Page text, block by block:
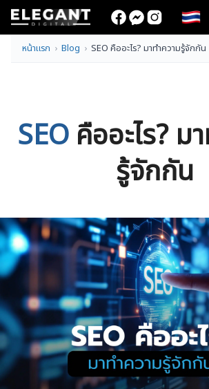
Skip
content
Search
for:หน้าแรก Blog SEO คืออะไร? มาทำความรู้จักกัน
SEO คืออะไร? ม
รู้จักกัน